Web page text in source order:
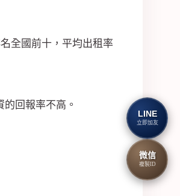
全國前十，平均出租率
回報率不高。
LINE
立即加友
微信
複製ID